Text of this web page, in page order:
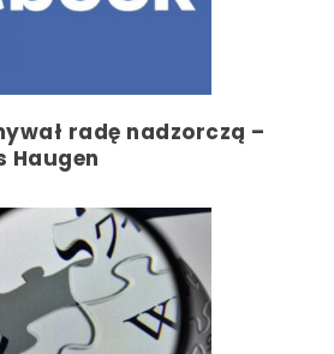
radę nadzorczą –
Haugen